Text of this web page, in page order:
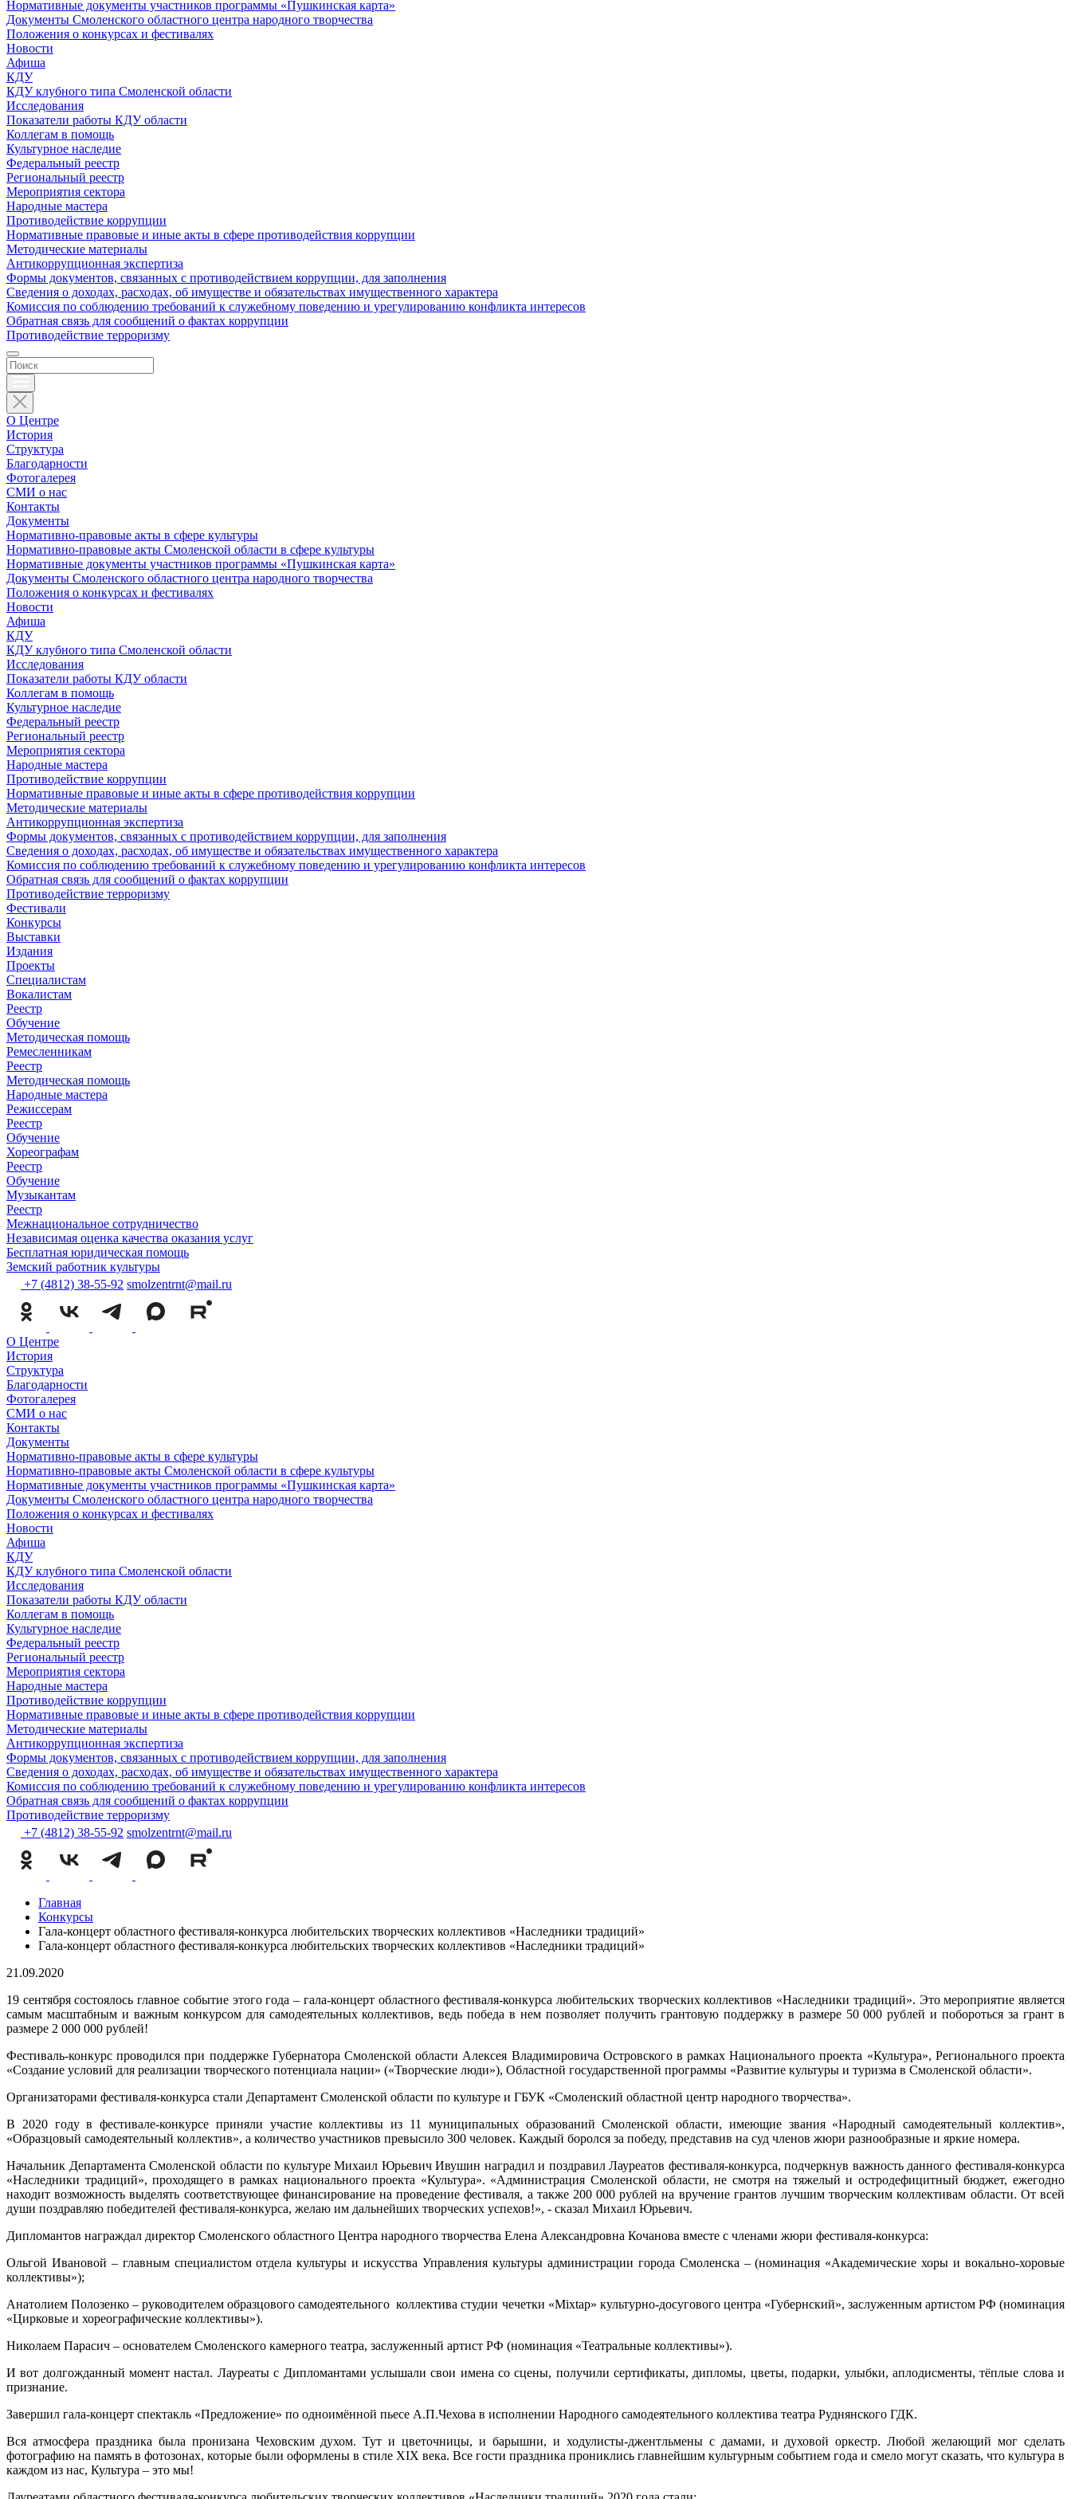
Нормативные документы участников программы «Пушкинская карта»
Документы Смоленского областного центра народного творчества
Положения о конкурсах и фестивалях
Новости
Афиша
КДУ
КДУ клубного типа Смоленской области
Исследования
Показатели работы КДУ области
Коллегам в помощь
Культурное наследие
Федеральный реестр
Региональный реестр
Мероприятия сектора
Народные мастера
Противодействие коррупции
Нормативные правовые и иные акты в сфере противодействия коррупции
Методические материалы
Антикоррупционная экспертиза
Формы документов, связанных с противодействием коррупции, для заполнения
Сведения о доходах, расходах, об имуществе и обязательствах имущественного характера
Комиссия по соблюдению требований к служебному поведению и урегулированию конфликта интересов
Обратная связь для сообщений о фактах коррупции
Противодействие терроризму
О Центре
История
Структура
Благодарности
Фотогалерея
СМИ о нас
Контакты
Документы
Нормативно-правовые акты в сфере культуры
Нормативно-правовые акты Смоленской области в сфере культуры
Нормативные документы участников программы «Пушкинская карта»
Документы Смоленского областного центра народного творчества
Положения о конкурсах и фестивалях
Новости
Афиша
КДУ
КДУ клубного типа Смоленской области
Исследования
Показатели работы КДУ области
Коллегам в помощь
Культурное наследие
Федеральный реестр
Региональный реестр
Мероприятия сектора
Народные мастера
Противодействие коррупции
Нормативные правовые и иные акты в сфере противодействия коррупции
Методические материалы
Антикоррупционная экспертиза
Формы документов, связанных с противодействием коррупции, для заполнения
Сведения о доходах, расходах, об имуществе и обязательствах имущественного характера
Комиссия по соблюдению требований к служебному поведению и урегулированию конфликта интересов
Обратная связь для сообщений о фактах коррупции
Противодействие терроризму
Фестивали
Конкурсы
Выставки
Издания
Проекты
Специалистам
Вокалистам
Реестр
Обучение
Методическая помощь
Ремесленникам
Реестр
Методическая помощь
Народные мастера
Режиссерам
Реестр
Обучение
Хореографам
Реестр
Обучение
Музыкантам
Реестр
Межнациональное сотрудничество
Независимая оценка качества оказания услуг
Бесплатная юридическая помощь
Земский работник культуры
+7 (4812) 38-55-92 smolzentrnt@mail.ru
О Центре
История
Структура
Благодарности
Фотогалерея
СМИ о нас
Контакты
Документы
Нормативно-правовые акты в сфере культуры
Нормативно-правовые акты Смоленской области в сфере культуры
Нормативные документы участников программы «Пушкинская карта»
Документы Смоленского областного центра народного творчества
Положения о конкурсах и фестивалях
Новости
Афиша
КДУ
КДУ клубного типа Смоленской области
Исследования
Показатели работы КДУ области
Коллегам в помощь
Культурное наследие
Федеральный реестр
Региональный реестр
Мероприятия сектора
Народные мастера
Противодействие коррупции
Нормативные правовые и иные акты в сфере противодействия коррупции
Методические материалы
Антикоррупционная экспертиза
Формы документов, связанных с противодействием коррупции, для заполнения
Сведения о доходах, расходах, об имуществе и обязательствах имущественного характера
Комиссия по соблюдению требований к служебному поведению и урегулированию конфликта интересов
Обратная связь для сообщений о фактах коррупции
Противодействие терроризму
+7 (4812) 38-55-92 smolzentrnt@mail.ru
Главная
Конкурсы
Гала-концерт областного фестиваля-конкурса любительских творческих коллективов «Наследники традиций»
Гала-концерт областного фестиваля-конкурса любительских творческих коллективов «Наследники традиций»
21.09.2020
19 сентября состоялось главное событие этого года – гала-концерт областного фестиваля-конкурса любительских творческих коллективов «Наследники традиций». Это мероприятие является
самым масштабным и важным конкурсом для самодеятельных коллективов, ведь победа в нем позволяет получить грантовую поддержку в размере 50 000 рублей и побороться за грант в
размере 2 000 000 рублей!
Фестиваль-конкурс проводился при поддержке Губернатора Смоленской области Алексея Владимировича Островского в рамках Национального проекта «Культура», Регионального проекта
«Создание условий для реализации творческого потенциала нации» («Творческие люди»), Областной государственной программы «Развитие культуры и туризма в Смоленской области».
Организаторами фестиваля-конкурса стали Департамент Смоленской области по культуре и ГБУК «Смоленский областной центр народного творчества».
В 2020 году в фестивале-конкурсе приняли участие коллективы из 11 муниципальных образований Смоленской области, имеющие звания «Народный самодеятельный коллектив»,
«Образцовый самодеятельный коллектив», а количество участников превысило 300 человек. Каждый боролся за победу, представив на суд членов жюри разнообразные и яркие номера.
Начальник Департамента Смоленской области по культуре Михаил Юрьевич Ивушин наградил и поздравил Лауреатов фестиваля-конкурса, подчеркнув важность данного фестиваля-конкурса
«Наследники традиций», проходящего в рамках национального проекта «Культура». «Администрация Смоленской области, не смотря на тяжелый и остродефицитный бюджет, ежегодно
находит возможность выделять соответствующее финансирование на проведение фестиваля, а также 200 000 рублей на вручение грантов лучшим творческим коллективам области. От всей
души поздравляю победителей фестиваля-конкурса, желаю им дальнейших творческих успехов!», - сказал Михаил Юрьевич.
Дипломантов награждал директор Смоленского областного Центра народного творчества Елена Александровна Кочанова вместе с членами жюри фестиваля-конкурса:
Ольгой Ивановой – главным специалистом отдела культуры и искусства Управления культуры администрации города Смоленска – (номинация «Академические хоры и вокально-хоровые
коллективы»);
Анатолием Полозенко – руководителем образцового самодеятельного коллектива студии чечетки «Mixtap» культурно-досугового центра «Губернский», заслуженным артистом РФ (номинация
«Цирковые и хореографические коллективы»).
Николаем Парасич – основателем Смоленского камерного театра, заслуженный артист РФ (номинация «Театральные коллективы»).
И вот долгожданный момент настал. Лауреаты с Дипломантами услышали свои имена со сцены, получили сертификаты, дипломы, цветы, подарки, улыбки, аплодисменты, тёплые слова и
признание.
Завершил гала-концерт спектакль «Предложение» по одноимённой пьесе А.П.Чехова в исполнении Народного самодеятельного коллектива театра Руднянского ГДК.
Вся атмосфера праздника была пронизана Чеховским духом. Тут и цветочницы, и барышни, и ходулисты-джентльмены с дамами, и духовой оркестр. Любой желающий мог сделать
фотографию на память в фотозонах, которые были оформлены в стиле XIX века. Все гости праздника прониклись главнейшим культурным событием года и смело могут сказать, что культура в
каждом из нас, Культура – это мы!